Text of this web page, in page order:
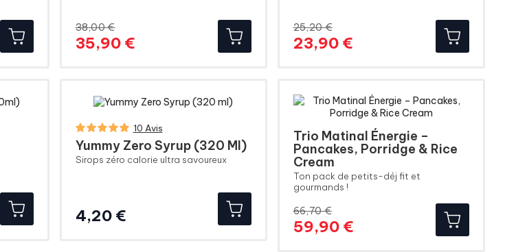
38,00 €
35,90 €Prix
de
Prix
25,20 €
23,90 €Prix
de
Prix
10 Avis
Yummy Zero Syrup (320 Ml)
Sirops zéro calorie ultra savoureux
4,20 €Prix
Trio Matinal Énergie –
Pancakes, Porridge & Rice
Cream
Ton pack de petits-déj fit et
gourmands !
66,70 €
59,90 €Prix
de
Prix